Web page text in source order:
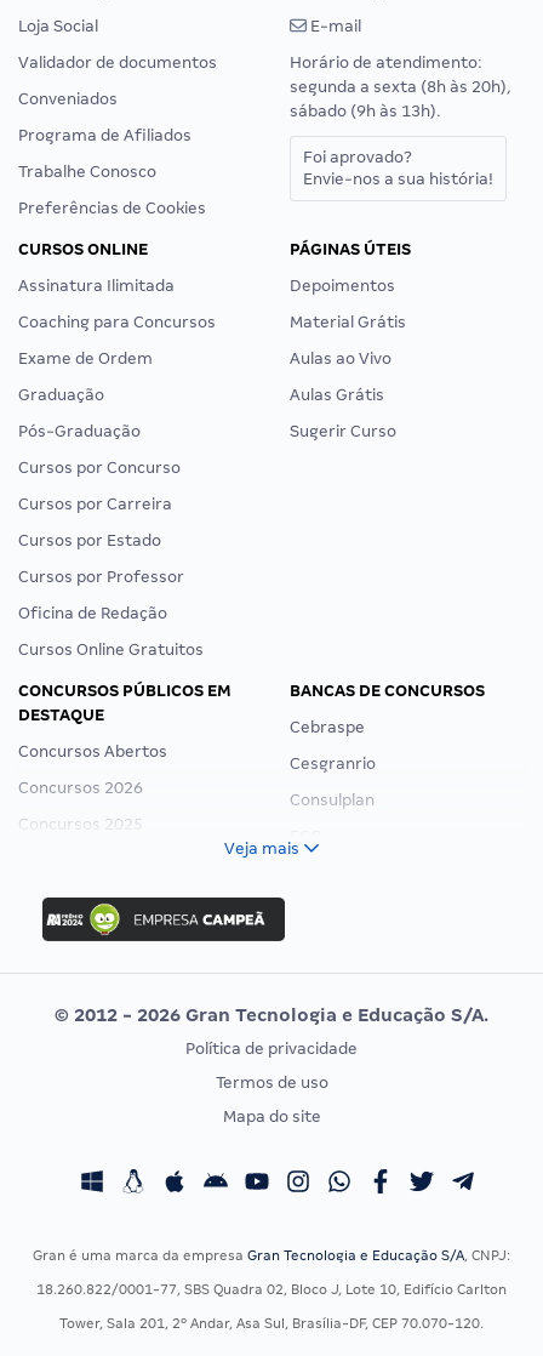
Loja Social
Validador de documentos
Conveniados
Programa de Afiliados
Trabalhe Conosco
Preferências de Cookies
E-mail
Horário de atendimento:
segunda a sexta (8h às 20h),
sábado (9h às 13h).
Foi aprovado?
Envie-nos a sua história!
CURSOS ONLINE
Assinatura Ilimitada
Coaching para Concursos
Exame de Ordem
Graduação
Pós-Graduação
Cursos por Concurso
Cursos por Carreira
Cursos por Estado
Cursos por Professor
Oficina de Redação
Cursos Online Gratuitos
PÁGINAS ÚTEIS
Depoimentos
Material Grátis
Aulas ao Vivo
Aulas Grátis
Sugerir Curso
CONCURSOS PÚBLICOS EM
DESTAQUE
Concursos Abertos
Concursos 2026
Concursos 2025
Concurso Ibama
Concurso MPU
Editais publicados
BANCAS DE CONCURSOS
Cebraspe
Cesgranrio
Consulplan
Vunesp
CONCURSOS POR PROFISSÃO
Concursos Fiscais
Concursos Saúde
EXAME DE ORDEM
Calendário OAB
Veja mais
© 2012 - 2026 Gran Tecnologia e Educação S/A.
Política de privacidade
Termos de uso
Mapa do site
Gran é uma marca da empresa Gran Tecnologia e Educação S/A, CNPJ:
18.260.822/0001-77, SBS Quadra 02, Bloco J, Lote 10, Edifício Carlton
Tower, Sala 201, 2º Andar, Asa Sul, Brasília-DF, CEP 70.070-120.